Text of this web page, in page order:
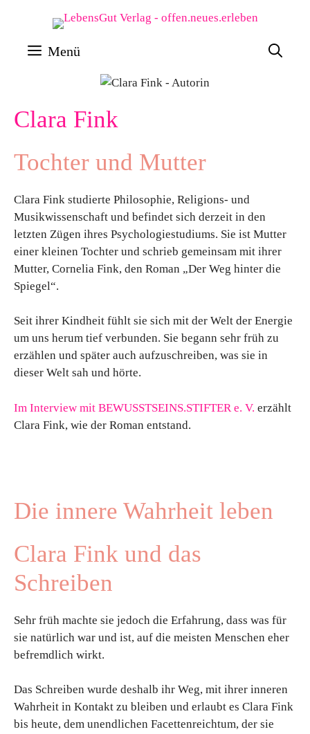
Inhalt
springen
Menü
Clara Fink
Tochter und Mutter
Clara Fink studierte Philosophie, Religions- und
Musikwissenschaft und befindet sich derzeit in den
letzten Zügen ihres Psychologiestudiums. Sie ist Mutter
einer kleinen Tochter und schrieb gemeinsam mit ihrer
Mutter, Cornelia Fink, den Roman „Der Weg hinter die
Spiegel“.
Seit ihrer Kindheit fühlt sie sich mit der Welt der Energie
um uns herum tief verbunden. Sie begann sehr früh zu
erzählen und später auch aufzuschreiben, was sie in
dieser Welt sah und hörte.
Im Interview mit BEWUSSTSEINS.STIFTER e. V. erzählt
Clara Fink, wie der Roman entstand.
Die innere Wahrheit leben
Clara Fink und das
Schreiben
Sehr früh machte sie jedoch die Erfahrung, dass was für
sie natürlich war und ist, auf die meisten Menschen eher
befremdlich wirkt.
Das Schreiben wurde deshalb ihr Weg, mit ihrer inneren
Wahrheit in Kontakt zu bleiben und erlaubt es Clara Fink
bis heute, dem unendlichen Facettenreichtum, der sie